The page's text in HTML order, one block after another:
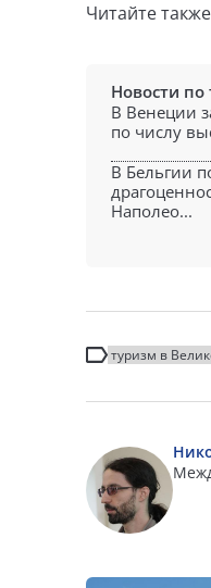
Читайте
Новости по
В Венеции
по числу
В Бельгии
Наполео...
туризм в